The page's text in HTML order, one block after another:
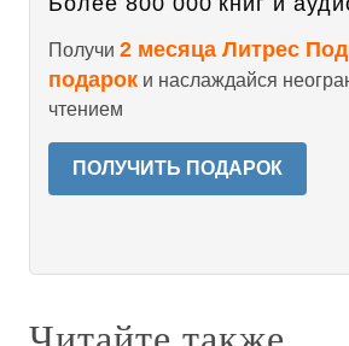
Получи 2 месяца Литрес
подарок и наслаждайся
чтением
ПОЛУЧИТЬ ПОДАРОК